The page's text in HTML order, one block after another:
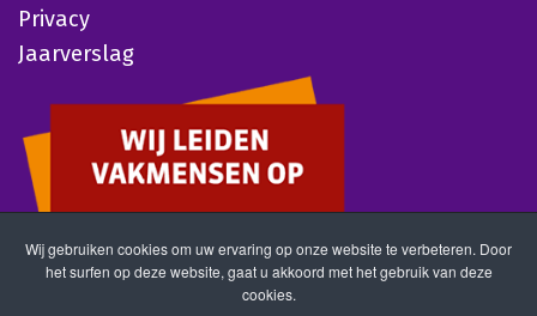
Privacy
Jaarverslag
Wij gebruiken cookies om uw ervaring op onze website te verbeteren. Door
het surfen op deze website, gaat u akkoord met het gebruik van deze
cookies.